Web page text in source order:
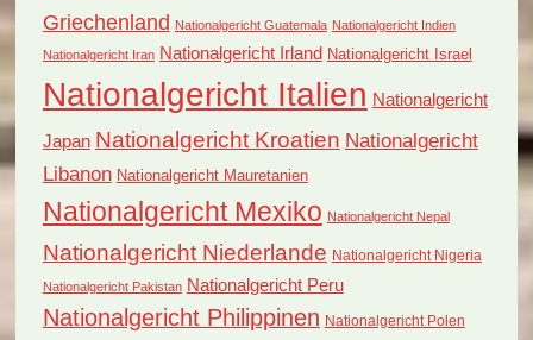
Griechenland Nationalgericht Guatemala Nationalgericht Indien
Nationalgericht Iran Nationalgericht Irland Nationalgericht Israel
Nationalgericht Italien Nationalgericht
Japan Nationalgericht Kroatien Nationalgericht
Libanon Nationalgericht Mauretanien
Nationalgericht Mexiko Nationalgericht Nepal
Nationalgericht Niederlande Nationalgericht Nigeria
Nationalgericht Pakistan Nationalgericht Peru
Nationalgericht Philippinen Nationalgericht Polen